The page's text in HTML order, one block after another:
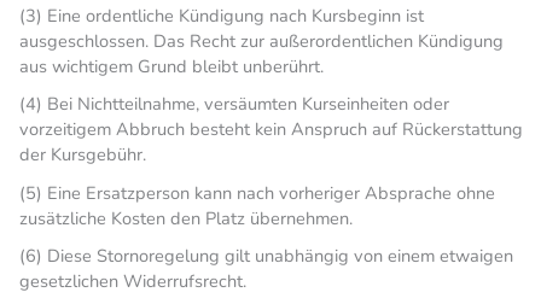
(3) Eine ordentliche Kündigung nach Kursbeginn ist
ausgeschlossen. Das Recht zur außerordentlichen Kündigung
aus wichtigem Grund bleibt unberührt.
(4) Bei Nichtteilnahme, versäumten Kurseinheiten oder
vorzeitigem Abbruch besteht kein Anspruch auf Rückerstattung
der Kursgebühr.
(5) Eine Ersatzperson kann nach vorheriger Absprache ohne
zusätzliche Kosten den Platz übernehmen.
(6) Diese Stornoregelung gilt unabhängig von einem etwaigen
gesetzlichen Widerrufsrecht.